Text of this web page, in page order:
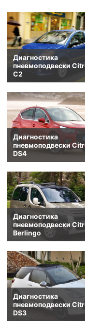
Диагностика
пневмоподвески
C2
Диагностика
пневмоподвески
DS4
Диагностика
пневмоподвески
Berlingo
Диагностика
пневмоподвески
DS3